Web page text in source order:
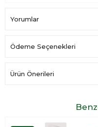
sertifikasyonlara sahiptir. Bu,
olarak test edilmiştir ve
petrokimyasal türevler
üzerindeki etik duruşumuzun
Yorumlar
Ödeme Seçenekleri
Ürün Önerileri